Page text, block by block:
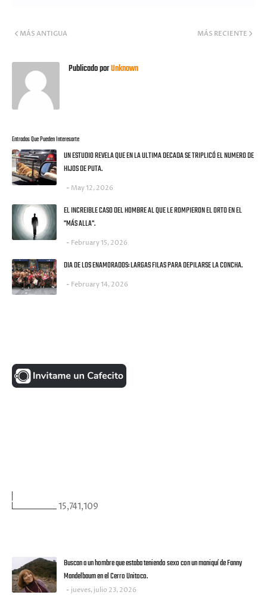
MÁS RECIENTE
MÁS ANTIGUA
Publicado porUnknown
Entradas Que Pueden Interesarte
UN ESTUDIO REVELA QUE EN LA ULTIMA DECADA SE TRIPLICÓ EL NUMERO DE
HIJOS DE PUTA.
May 12, 2026
EL INCREIBLE CASO DEL HOMBRE AL QUE LE ROMPIERON EL ORTO EN EL
"MÁS ALLA".
February 15, 2026
DIA DE LOS ENAMORADOS: LARGAS FILAS PARA DEPILARSE LA CONCHA.
February 14, 2026
15,741,109
Buscan a un hombre que estaba teniendo sexo con un maniquí de Fanny
Mandelbaum en el Cerro Unitoco.
jueves, julio 23, 2026